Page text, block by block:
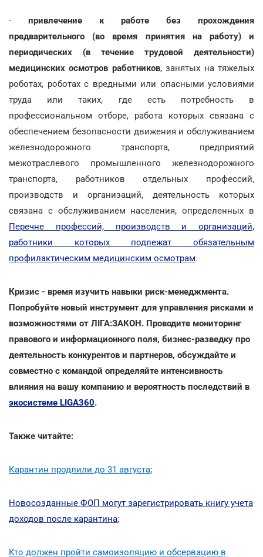
- привлечение к работе без прохождения
предварительного (во время принятия на работу) и
периодических (в течение трудовой деятельности)
медицинских осмотров работников, занятых на тяжелых
роботах, роботах с вредными или опасными условиями
труда или таких, где есть потребность в
профессиональном отборе, работа которых связана с
обеспечением безопасности движения и обслуживанием
железнодорожного транспорта, предприятий
межотраслевого промышленного железнодорожного
транспорта, работников отдельных профессий,
производств и организаций, деятельность которых
связана с обслуживанием населения, определенных в
Перечне профессий, производств и организаций,
работники которых подлежат обязательным
профилактическим медицинским осмотрам.
Кризис - время изучить навыки риск-менеджмента.
Попробуйте новый инструмент для управления рисками и
возможностями от ЛІГА:ЗАКОН. Проводите мониторинг
правового и информационного поля, бизнес-разведку про
деятельность конкурентов и партнеров, обсуждайте и
совместно с командой определяйте интенсивность
влияния на вашу компанию и вероятность последствий в
экосистеме LIGA360.
Также читайте:
Карантин продлили до 31 августа;
Новосозданные ФОП могут зарегистрировать книгу учета
доходов после карантина;
Кто должен пройти самоизоляцию и обсервацию в